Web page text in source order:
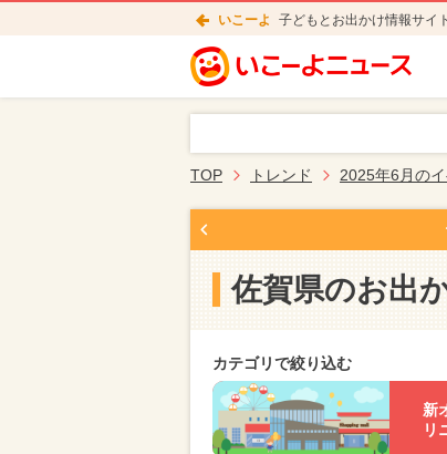
いこーよ 子どもとお出かけ情報サイ
TOP トレンド 2025年6月の
佐賀県のお出
カテゴリで絞り込む
新
リ